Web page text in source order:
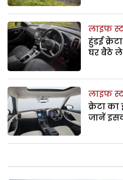
लाइफ
हुंडई
घर बैठे
लाइफ
क्रेटा
जानें